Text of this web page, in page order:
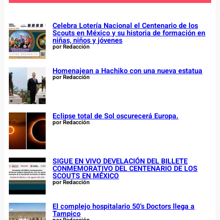
h
Celebra Lotería Nacional el Centenario de los
Scouts en México y su historia de formación en
niñas, niños y jóvenes
por Redacción
Homenajean a Hachiko con una nueva estatua
por Redacción
Eclipse total de Sol oscurecerá Europa.
por Redacción
SIGUE EN VIVO DEVELACIÓN DEL BILLETE
CONMEMORATIVO DEL CENTENARIO DE LOS
SCOUTS EN MÉXICO
por Redacción
El complejo hospitalario 50’s Doctors llega a
Tampico